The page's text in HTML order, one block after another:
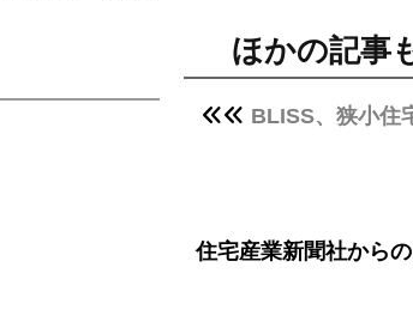
ほかの記事
BLISS、狭小住
住宅産業新聞社からの